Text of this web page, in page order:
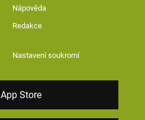
Nápověda
Redakce
Nastavení soukromí
App Store